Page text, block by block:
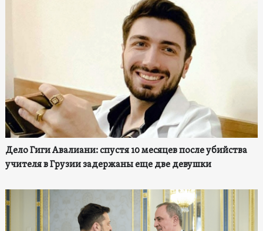
Дело Гиги Авалиани: спустя 10 месяцев после убийства
учителя в Грузии задержаны еще две девушки